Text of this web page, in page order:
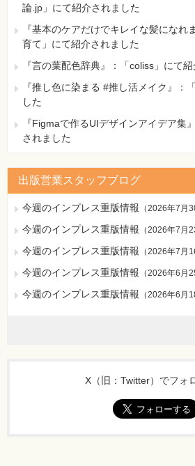
論.jp」にて紹介されました
『基本のケアだけでキレイな髪になれ
育て」にて紹介されました
『言の葉配色辞典』：「coliss」にて
『推し色に染まる #推し活メイク』：
した
『Figmaで作るUIデザインアイデア集
されました
出版営業スタッフブログ
今週のインプレス重版情報 （2026年7月
今週のインプレス重版情報 （2026年7月
今週のインプレス重版情報 （2026年7月
今週のインプレス重版情報 （2026年6月
今週のインプレス重版情報 （2026年6月
X（旧：Twitter）でフォ